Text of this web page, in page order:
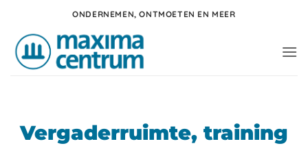
inhoud
ONDERNEMEN, ONTMOETEN EN MEER
Vergaderruimte, training